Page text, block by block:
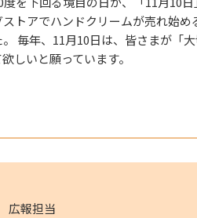
トアでハンドクリームが売れ始
毎年、11月10日は、皆さまが「
しいと願っています。
広報担当